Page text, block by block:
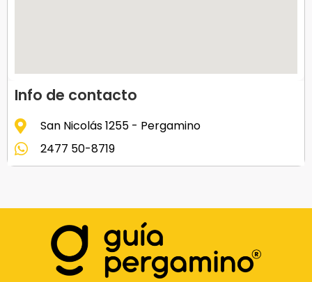
Info de contacto
San Nicolás 1255 - Pergamino
2477 50-8719